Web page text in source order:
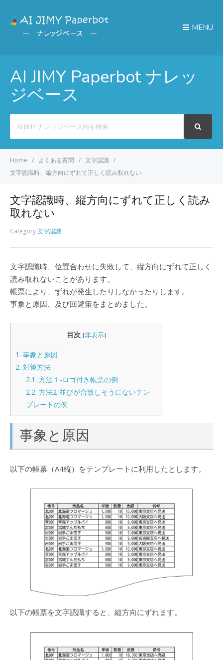
MENU
AI JIMY Paperbot ナレッ
ジベース
For
Home よくある質問
文字認識
文字認識時、縦方向にずれて正しく読み取れない
文字認識時、縦方向にずれて正しく読み
取れない
Category文字認識
文字認識時、位置合わせに失敗して、縦方向にずれて正しく
読み取れないことがあります。
帳票により、ずれが発生したりしなかったりします。
事象と原因、及び回避策をまとめました。
目次 [非表示]
1. 事象と原因
2. 対策方法
2.1. 方法１-ロゴ付き帳票の例
2.2. 方法2-並びが合致しそうにないテン
プレートの例
事象と原因
以下の帳票（A4縦）をテンプレートに利用したとします。
以下の帳票を文字認識すると、縦方向にずれます。